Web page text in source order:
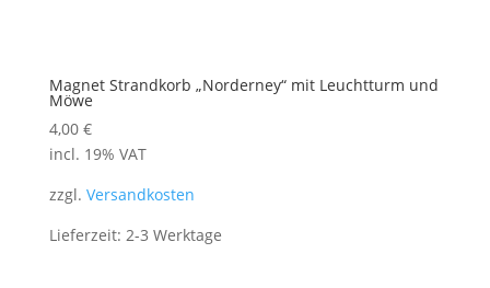
Magnet Strandkorb „Norderney“ mit Leuchtturm und
Möwe
4,00 €
incl. 19% VAT
zzgl. Versandkosten
Lieferzeit: 2-3 Werktage